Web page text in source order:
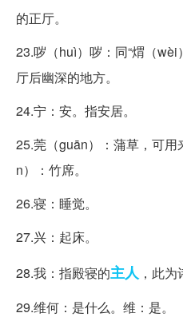
的正厅。
23.哕（huì）哕：同“煟（
厅后幽深的地方。
24.宁：安。指安居。
25.莞（guān）：蒲草，可
n）：竹席。
26.寝：睡觉。
27.兴：起床。
28.我：指殿寝的主人 ，此
29.维何：是什么。维：是。